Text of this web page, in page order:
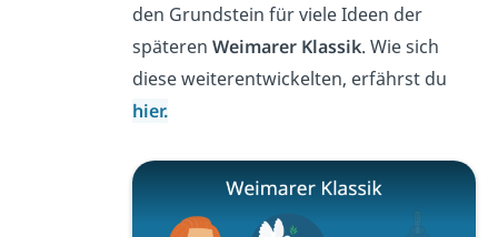
den Grundstein für viele Ideen der
späteren Weimarer Klassik. Wie sich
diese weiterentwickelten, erfährst du
hier.